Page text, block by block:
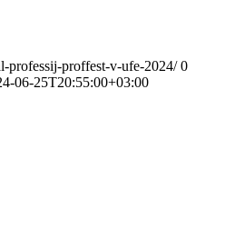
professij-proffest-v-ufe-2024/ 0
06-25T20:55:00+03:00